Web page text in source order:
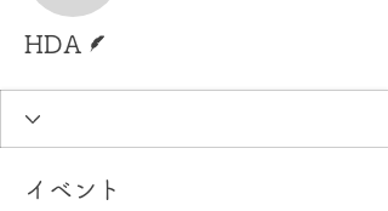
HDA
イベント